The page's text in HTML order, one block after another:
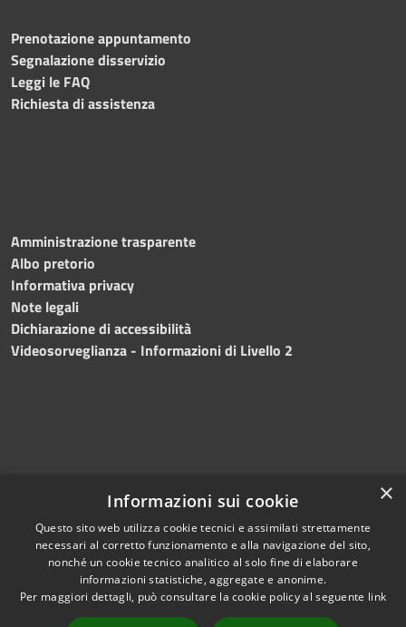
Prenotazione appuntamento
Segnalazione disservizio
Leggi le FAQ
Richiesta di assistenza
Amministrazione trasparente
Albo pretorio
Informativa privacy
Note legali
Dichiarazione di accessibilità
Videosorveglianza - Informazioni di Livello 2
Accessibilità
Privacy
Copyright © 2024 •
Comune di Mazara del
Vallo• Powered
×
Informazioni sui cookie
Questo sito web utilizza cookie tecnici e assimilati strettamente
necessari al corretto funzionamento e alla navigazione del sito,
nonché un cookie tecnico analitico al solo fine di elaborare
informazioni statistiche, aggregate e anonime.
Per maggiori dettagli, può consultare la cookie policy al seguente link